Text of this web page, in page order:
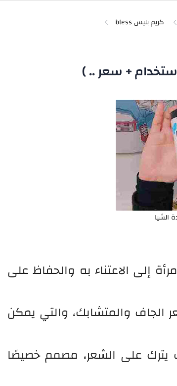
كريم بليس bless
+ سعر .. )
الشيا
إلى الاعتناء به والحفاظ على
الجاف والمتشابك، والتي يمكن
يترك على الشعر، مصمم خصيصًا